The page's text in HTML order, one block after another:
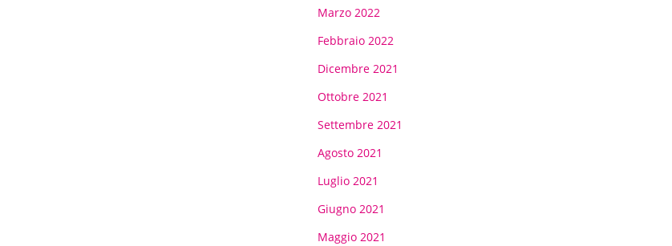
Marzo 2022
Febbraio 2022
Dicembre 2021
Ottobre 2021
Settembre 2021
Agosto 2021
Luglio 2021
Giugno 2021
Maggio 2021